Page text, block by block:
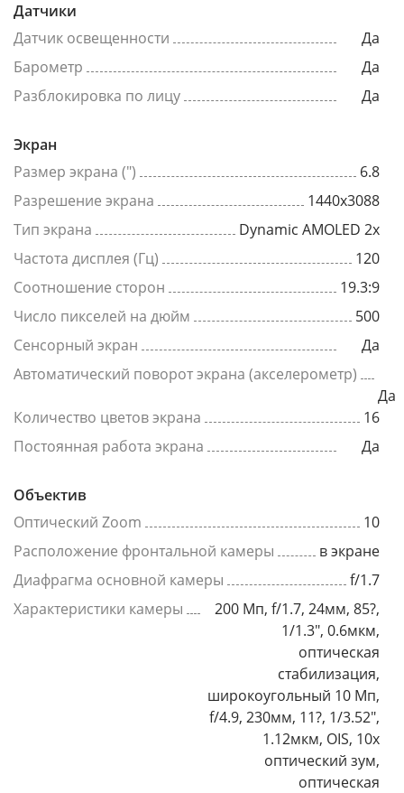
Датчики
Датчик освещенности
Да
Барометр
Да
Разблокировка по лицу
Да
Экран
Размер экрана (")
6.8
Разрешение экрана
1440x3088
Тип экрана
Dynamic AMOLED 2x
Частота дисплея (Гц)
120
Соотношение сторон
19.3:9
Число пикселей на дюйм
500
Сенсорный экран
Да
Автоматический поворот экрана (акселерометр)
Да
Количество цветов экрана
16
Постоянная работа экрана
Да
Объектив
Оптический Zoom
10
Расположение фронтальной камеры
в экране
Диафрагма основной камеры
f/1.7
Характеристики камеры
200 Мп, f/1.7, 24мм, 85?,
1/1.3", 0.6мкм,
оптическая
стабилизация,
широкоугольный 10 Мп,
f/4.9, 230мм, 11?, 1/3.52",
1.12мкм, OIS, 10x
оптический зум,
оптическая